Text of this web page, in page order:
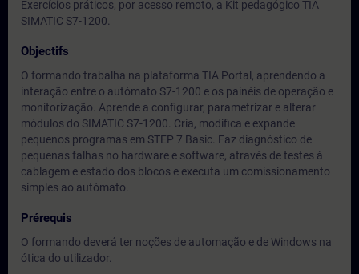
Exercícios práticos, por acesso remoto, a Kit pedagógico TIA
SIMATIC S7-1200.
Objectifs
O formando trabalha na plataforma TIA Portal, aprendendo a
interação entre o autómato S7-1200 e os painéis de operação e
monitorização. Aprende a configurar, parametrizar e alterar
módulos do SIMATIC S7-1200. Cria, modifica e expande
pequenos programas em STEP 7 Basic. Faz diagnóstico de
pequenas falhas no hardware e software, através de testes à
cablagem e estado dos blocos e executa um comissionamento
simples ao autómato.
Prérequis
O formando deverá ter noções de automação e de Windows na
ótica do utilizador.